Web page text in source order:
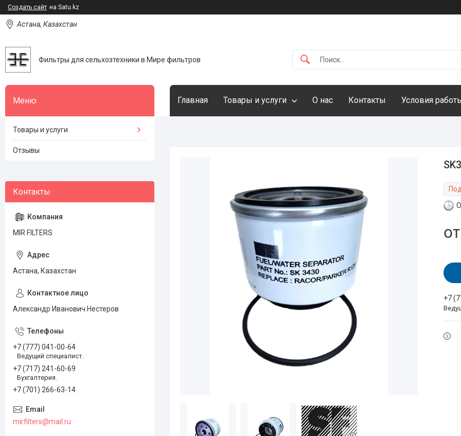
Создать сайт на Satu.kz
Астана, Казахстан
Фильтры для сельхозтехники в Мире фильтров
Главная Товары и услуги О нас Контакты Условия
от
+7
Товары и услуги
Отзывы
MIR FILTERS
Астана, Казахстан
Александр Иванович Нестеров
+7 (777) 041-00-64
Ведущий специалист.
+7 (717) 241-60-69
Бухгалтерия.
+7 (701) 266-63-14
mirfilters@mail.ru